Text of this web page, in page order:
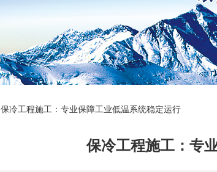
保冷工程施工：专业保障工业低温系统稳定运行
保冷工程施工：专